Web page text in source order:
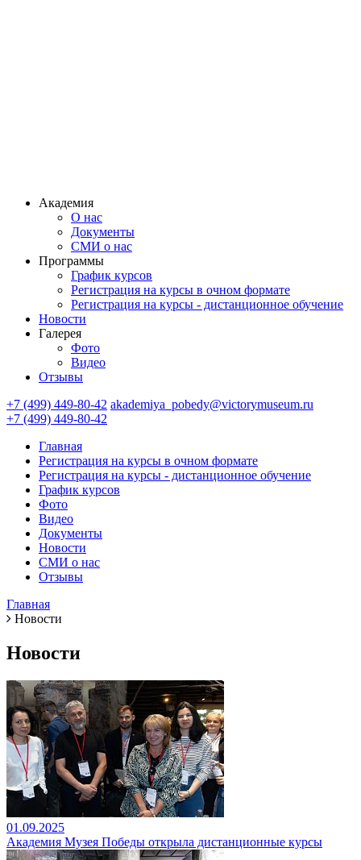
Академия
О нас
Документы
СМИ о нас
Программы
График курсов
Регистрация на курсы в очном формате
Регистрация на курсы - дистанционное обучение
Новости
Галерея
Фото
Видео
Отзывы
+7 (499) 449-80-42 akademiya_pobedy@victorymuseum.ru
+7 (499) 449-80-42
Главная
Регистрация на курсы в очном формате
Регистрация на курсы - дистанционное обучение
График курсов
Фото
Видео
Документы
Новости
СМИ о нас
Отзывы
Главная
Новости
Новости
01.09.2025
Академия Музея Победы открыла дистанционные курсы